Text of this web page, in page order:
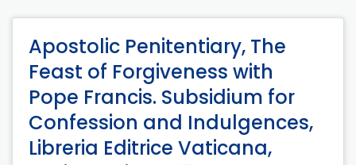
Apostolic Penitentiary, The
Feast of Forgiveness with
Pope Francis. Subsidium for
Confession and Indulgences,
Libreria Editrice Vaticana,